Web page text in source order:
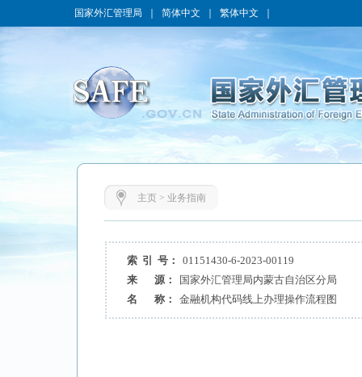
国家外汇管理局 简体中文 繁体中文
主页> 业务指南
索 引 号：
01151430-6-2023-00119
来 源：
国家外汇管理局内蒙古自治区分局
名 称：
金融机构代码线上办理操作流程图